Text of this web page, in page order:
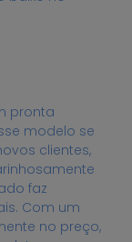
pronta
modelo se
clientes,
faz
Com um
no preço,